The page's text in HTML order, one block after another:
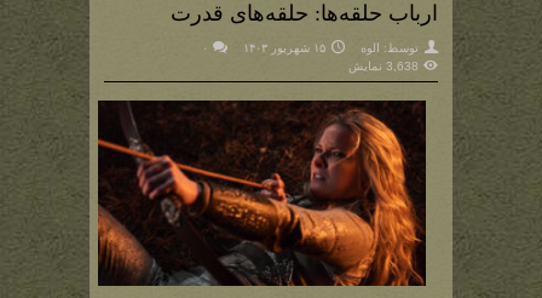
ارباب حلقه‌ها: حلقه‌های قدرت
توسط: الوه ۱۵ شهریور ۱۴۰۳
۰
3,638 نمایش